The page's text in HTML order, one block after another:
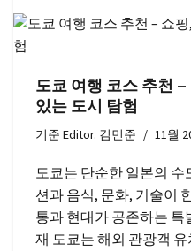
건
뛰
도쿄 여행 코스 추천
있는 도시 탐험
기준Editor. 김민준 11월
도쿄는 단순한 일본의 수
션과 음식, 문화, 기술이
통과 현대가 공존하는 특
재 도쿄는 해외 관광객